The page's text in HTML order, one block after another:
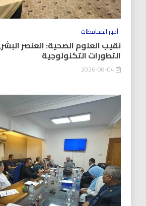
أخبار المحافظات
نقيب العلوم الصحية: العنصر
التطورات التكنولوجية